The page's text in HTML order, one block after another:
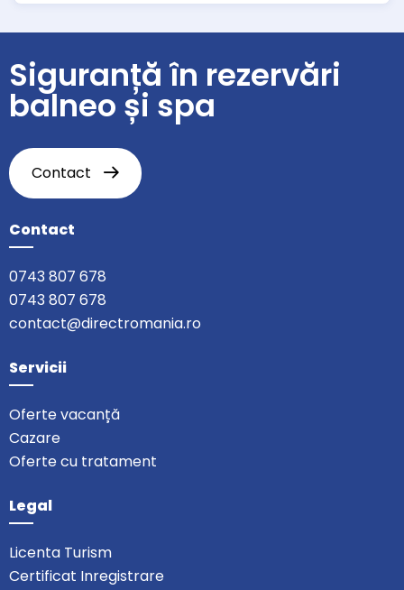
Siguranță în rezervări
balneo și spa
Contact
Contact
0743 807 678
0743 807 678
contact@directromania.ro
Servicii
Oferte vacanță
Cazare
Oferte cu tratament
Legal
Licenta Turism
Certificat Inregistrare